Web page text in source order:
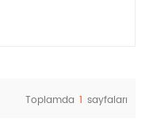
Toplamda 1 sayfaları